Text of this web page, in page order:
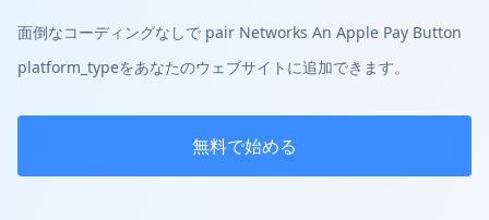
面倒なコーディングなしで pair Networks An Apple Pay Button
platform_typeをあなたのウェブサイトに追加できます。
無料で始める